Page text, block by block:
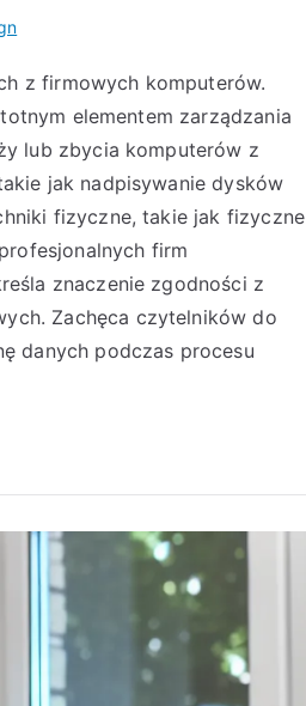
z firmowych komputerów.
elementem zarządzania
lub zbycia komputerów z
jak nadpisywanie dysków
fizyczne, takie jak fizyczne
firm
znaczenie zgodności z
Zachęca czytelników do
danych podczas procesu